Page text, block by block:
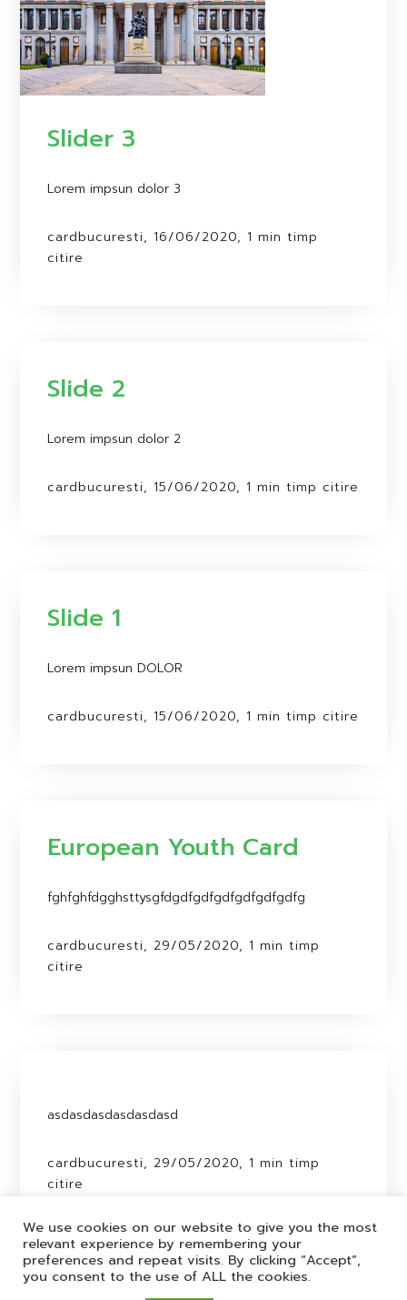
Slider 3
Lorem impsun dolor 3
cardbucuresti, 16/06/2020, 1 min timp
citire
Slide 2
Lorem impsun dolor 2
cardbucuresti, 15/06/2020, 1 min timp citire
Slide 1
Lorem impsun DOLOR
cardbucuresti, 15/06/2020, 1 min timp citire
European Youth Card
fghfghfdgghsttysgfdgdfgdfgdfgdfgdfgdfg
cardbucuresti, 29/05/2020, 1 min timp
citire
asdasdasdasdasdasd
cardbucuresti, 29/05/2020, 1 min timp
citire
We use cookies on our website to give you the most
relevant experience by remembering your
preferences and repeat visits. By clicking “Accept”,
you consent to the use of ALL the cookies.